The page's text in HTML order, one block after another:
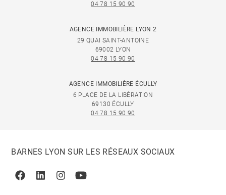
04 78 15 90 90
AGENCE IMMOBILIÈRE LYON 2
29 QUAI SAINT-ANTOINE
69002 LYON
04 78 15 90 90
AGENCE IMMOBILIÈRE ÉCULLY
6 PLACE DE LA LIBÉRATION
69130 ÉCULLY
04 78 15 90 90
BARNES LYON SUR LES RÉSEAUX SOCIAUX
FacebookLinkedinInstagramYoutube